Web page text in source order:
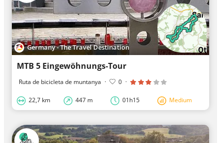
Germany - The Travel Destination
MTB 5 Eingewöhnungs-Tour
Ruta de bicicleta de muntanya · 0 ·
22,7 km 447 m 01h15 Medium